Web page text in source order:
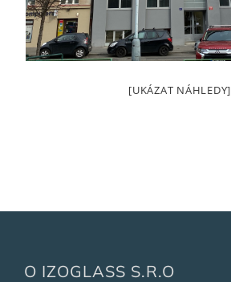
[UKÁZAT NÁHLEDY]
O IZOGLASS S.R.O